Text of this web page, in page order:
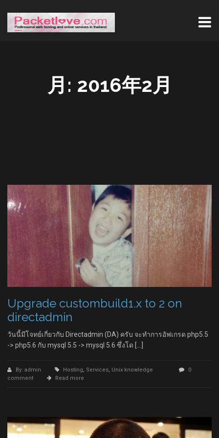
月: 2016年2月
Upgrade custombuild1.x to 2 on
directadmin
วันนี้มีโจทย์เกี่ยวกับ Directadmin (DA) ครับ จะทำการอัฟเกรด php5.5
-> php5.6 กับ mysql 5.5 -> mysql 5.6 ซึ่งโด […]
By: admin Hosting, Services, Unix knowledge
0
comment
Read more